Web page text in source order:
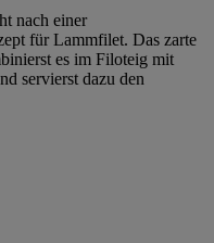
nach einer
für Lammfilet. Das zarte
es im Filoteig mit
servierst dazu den